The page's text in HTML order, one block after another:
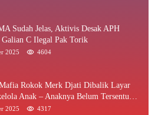
Sudah Jelas, Aktivis Desak APH
Galian C Ilegal Pak Torik
2025 4604
Rokok Merk Djati Dibalik Layar
Anak – Anaknya Belum Tersentuh
Jambi
2025 4317